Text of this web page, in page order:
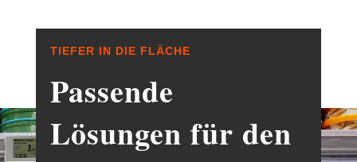
TIEFER IN DIE FLÄCHE
Passende
Lösungen für den